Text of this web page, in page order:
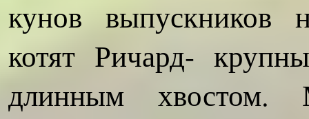
кунов выпускников
котят Ричард-
длинным хвостом.